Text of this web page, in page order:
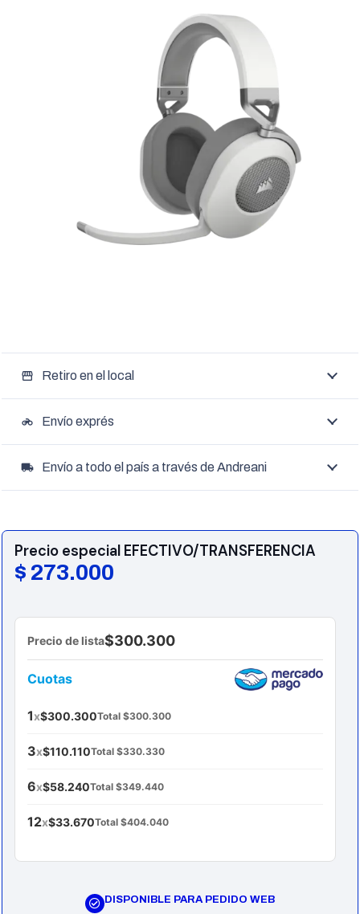
storefront Retiro en el local
motorcycle Envío exprés
local_shipping Envío a todo el país a través de Andreani
Precio especial EFECTIVO/TRANSFERENCIA
$ 273.000
Precio de lista$300.300
Cuotas
1x$300.300Total $300.300
3x$110.110Total $330.330
6x$58.240Total $349.440
12x$33.670Total $404.040
DISPONIBLE PARA PEDIDO WEB